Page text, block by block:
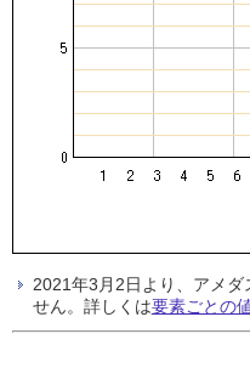
2021年3月2日より、アメ
せん。詳しくは要素ごとの